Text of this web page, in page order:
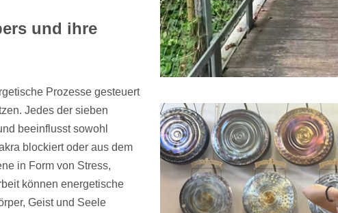
und ihre
Prozesse gesteuert
Jedes der sieben
beeinflusst sowohl
blockiert oder aus dem
in Form von Stress,
können energetische
Geist und Seele